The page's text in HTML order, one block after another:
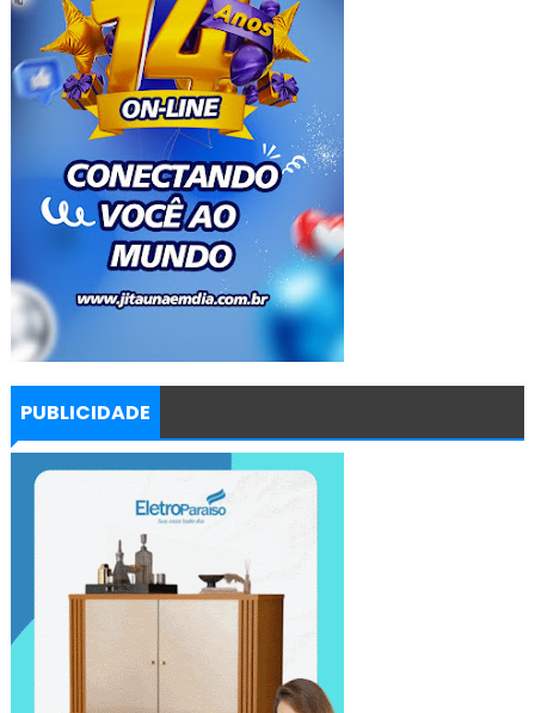
PUBLICIDADE